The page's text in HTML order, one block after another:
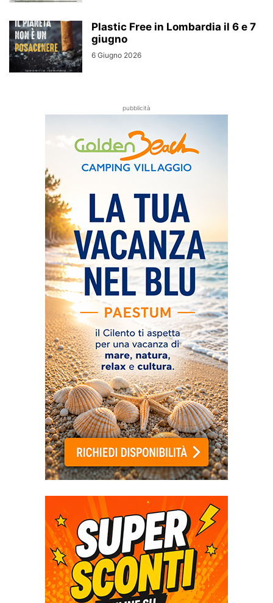
Plastic Free in Lombardia il 6 e 7
giugno
6 Giugno 2026
pubblicità